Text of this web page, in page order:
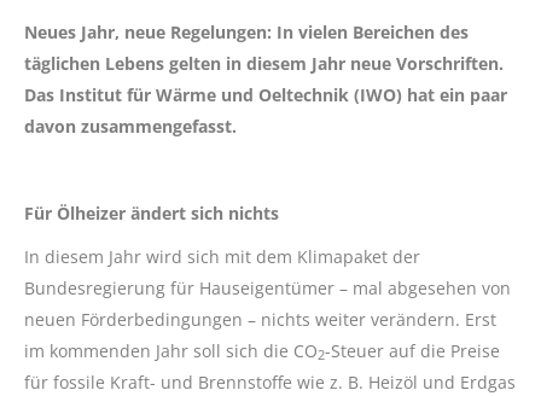
Neues Jahr, neue Regelungen: In vielen Bereichen des
täglichen Lebens gelten in diesem Jahr neue Vorschriften.
Das Institut für Wärme und Oeltechnik (IWO) hat ein paar
davon zusammengefasst.
Für Ölheizer ändert sich nichts
In diesem Jahr wird sich mit dem Klimapaket der
Bundesregierung für Hauseigentümer – mal abgesehen von
neuen Förderbedingungen – nichts weiter verändern. Erst
im kommenden Jahr soll sich die CO2-Steuer auf die Preise
für fossile Kraft- und Brennstoffe wie z. B. Heizöl und Erdgas